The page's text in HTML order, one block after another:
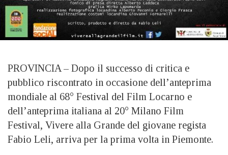
PROVINCIA – Dopo il successo di critica e
pubblico riscontrato in occasione dell’anteprima
mondiale al 68° Festival del Film Locarno e
dell’anteprima italiana al 20° Milano Film
Festival, Vivere alla Grande del giovane regista
Fabio Leli, arriva per la prima volta in Piemonte.